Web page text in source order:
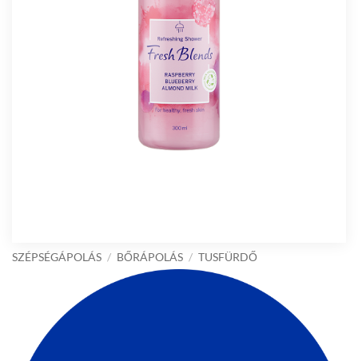
SZÉPSÉGÁPOLÁS / BŐRÁPOLÁS / TUSFÜRDŐ